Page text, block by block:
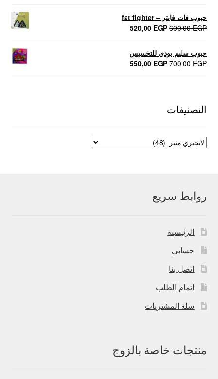
حبوب فات فايتر – fat fighter
600,00EGP
السعر
600,00 EGP.
520,00 EGP
السعر
520,00 EGP.
حبوب سليم بودي للتخسيس
700,00EGP
السعر550,00 EGP
السعر
التصنيفات
روابط سريع
الرئيسية
حسابي
اتصل بنا
اتمام الطلب
سلة المشتريات
منتجات خاصة بالزوج